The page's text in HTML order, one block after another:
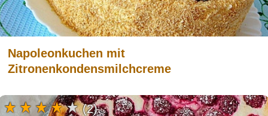
Napoleonkuchen mit
Zitronenkondensmilchcreme
(2)